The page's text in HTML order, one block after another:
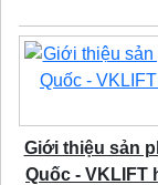
Giới thiệu sản
Quốc - VKLIFT